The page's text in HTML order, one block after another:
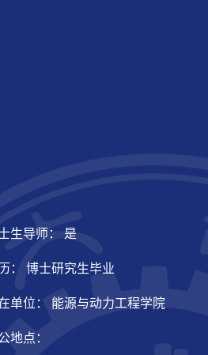
生导师： 是
： 博士研究生毕业
单位： 能源与动力工程学院
地点：